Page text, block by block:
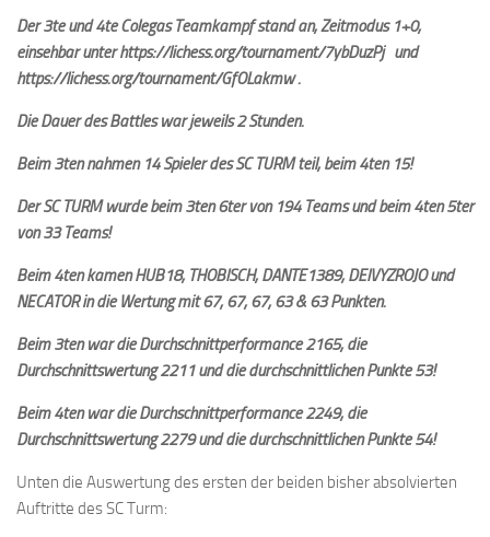
Der 3te und 4te Colegas Teamkampf stand an, Zeitmodus 1+0,
einsehbar unter https://lichess.org/tournament/7ybDuzPj und
https://lichess.org/tournament/GfOLakmw .
Die Dauer des Battles war jeweils 2 Stunden.
Beim 3ten nahmen 14 Spieler des SC TURM teil, beim 4ten 15!
Der SC TURM wurde beim 3ten 6ter von 194 Teams und beim 4ten 5ter
von 33 Teams!
Beim 4ten kamen HUB18, THOBISCH, DANTE1389, DEIVYZROJO und
NECATOR in die Wertung mit 67, 67, 67, 63 & 63 Punkten.
Beim 3ten war die Durchschnittperformance 2165, die
Durchschnittswertung 2211 und die durchschnittlichen Punkte 53!
Beim 4ten war die Durchschnittperformance 2249, die
Durchschnittswertung 2279 und die durchschnittlichen Punkte 54!
Unten die Auswertung des ersten der beiden bisher absolvierten
Auftritte des SC Turm: